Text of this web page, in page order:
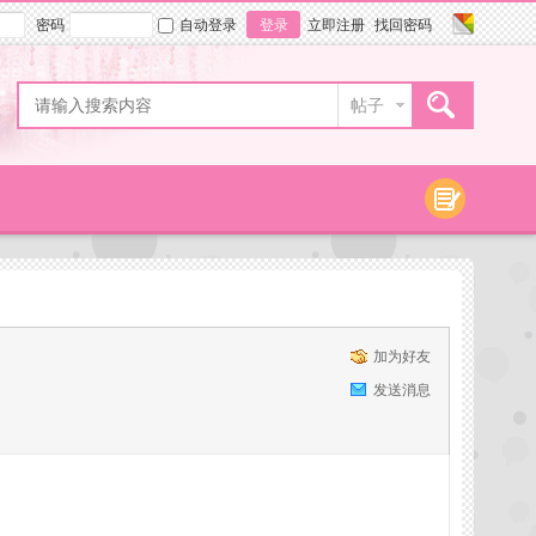
密码 自动登录 登录 立即注册 找回密码
帖子
加为好友
发送消息